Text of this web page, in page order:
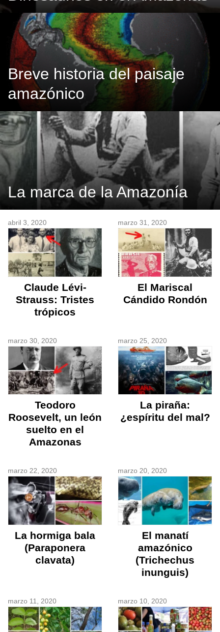
Breve historia del paisaje
amazónico
La marca de la Amazonía
abril 3, 2020
Claude Lévi-
Strauss: Tristes
trópicos
marzo 31, 2020
El Mariscal
Cándido Rondón
marzo 30, 2020
Teodoro
Roosevelt, un león
suelto en el
Amazonas
marzo 25, 2020
La piraña:
¿espíritu del mal?
marzo 22, 2020
La hormiga bala
(Paraponera
clavata)
marzo 20, 2020
El manatí
amazónico
(Trichechus
inunguis)
marzo 11, 2020 marzo 10, 2020